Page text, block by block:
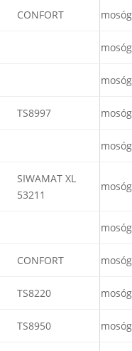
CONFORT
TS8997
SIWAMAT XL
53211
CONFORT
TS8220
TS8950